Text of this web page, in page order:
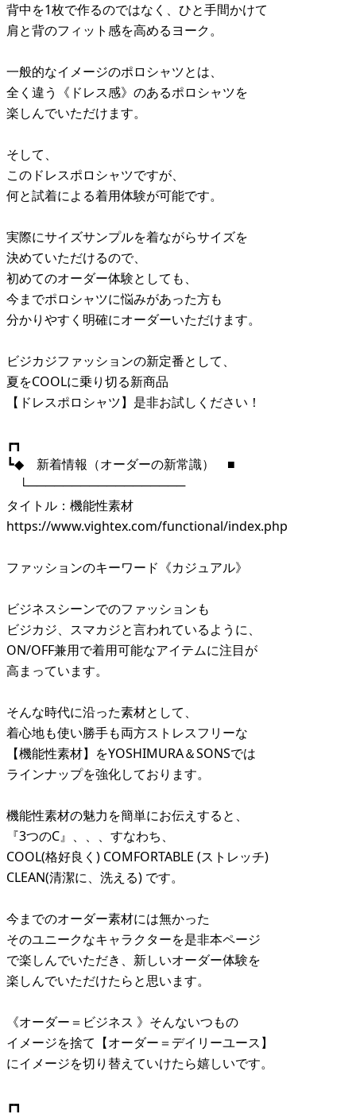
背中を1枚で作るのではなく、ひと手間かけて
肩と背のフィット感を高めるヨーク。
一般的なイメージのポロシャツとは、
全く違う《ドレス感》のあるポロシャツを
楽しんでいただけます。
そして、
このドレスポロシャツですが、
何と試着による着用体験が可能です。
実際にサイズサンプルを着ながらサイズを
決めていただけるので、
初めてのオーダー体験としても、
今までポロシャツに悩みがあった方も
分かりやすく明確にオーダーいただけます。
ビジカジファッションの新定番として、
夏をCOOLに乗り切る新商品
【ドレスポロシャツ】是非お試しください！
┏┓
┗◆ 新着情報（オーダーの新常識） ■
└──────────────────
タイトル：機能性素材
https://www.vightex.com/functional/index.php
ファッションのキーワード《カジュアル》
ビジネスシーンでのファッションも
ビジカジ、スマカジと言われているように、
ON/OFF兼用で着用可能なアイテムに注目が
高まっています。
そんな時代に沿った素材として、
着心地も使い勝手も両方ストレスフリーな
【機能性素材】をYOSHIMURA＆SONSでは
ラインナップを強化しております。
機能性素材の魅力を簡単にお伝えすると、
『3つのC』、、、すなわち、
COOL(格好良く) COMFORTABLE (ストレッチ)
CLEAN(清潔に、洗える) です。
今までのオーダー素材には無かった
そのユニークなキャラクターを是非本ページ
で楽しんでいただき、新しいオーダー体験を
楽しんでいただけたらと思います。
《オーダー＝ビジネス 》そんないつもの
イメージを捨て【オーダー＝デイリーユース】
にイメージを切り替えていけたら嬉しいです。
┏┓